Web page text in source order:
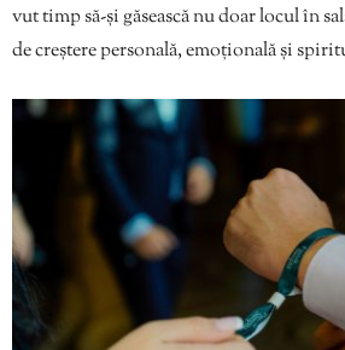
vut timp să-și găsească nu doar locul în
de creștere personală, emoțională și